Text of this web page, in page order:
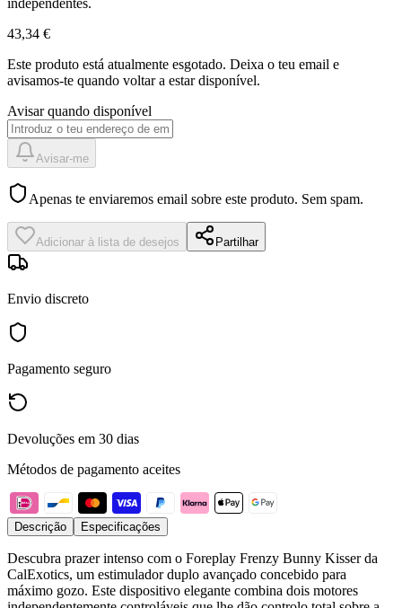
independentes.
43,34 €
Este produto está atualmente esgotado. Deixa o teu email e
avisamos-te quando voltar a estar disponível.
Avisar quando disponível
Avisar-me
Apenas te enviaremos email sobre este produto. Sem spam.
Adicionar à lista de desejos Partilhar
Envio discreto
Pagamento seguro
Devoluções em 30 dias
Métodos de pagamento aceites
Descrição Especificações
Descubra prazer intenso com o Foreplay Frenzy Bunny Kisser da
CalExotics, um estimulador duplo avançado concebido para
máximo gozo. Este dispositivo elegante combina dois motores